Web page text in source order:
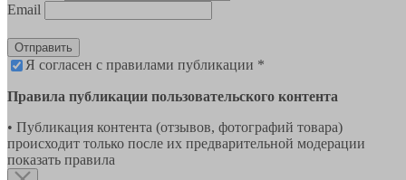
Email
Отправить
Я согласен с правилами публикации *
Правила публикации пользовательского контента
• Публикация контента (отзывов, фотографий товара)
происходит только после их предварительной модерации
показать правила